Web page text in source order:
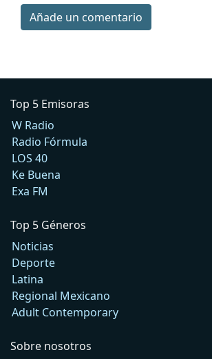
Añade un comentario
Top 5 Emisoras
W Radio
Radio Fórmula
LOS 40
Ke Buena
Exa FM
Top 5 Géneros
Noticias
Deporte
Latina
Regional Mexicano
Adult Contemporary
Sobre nosotros